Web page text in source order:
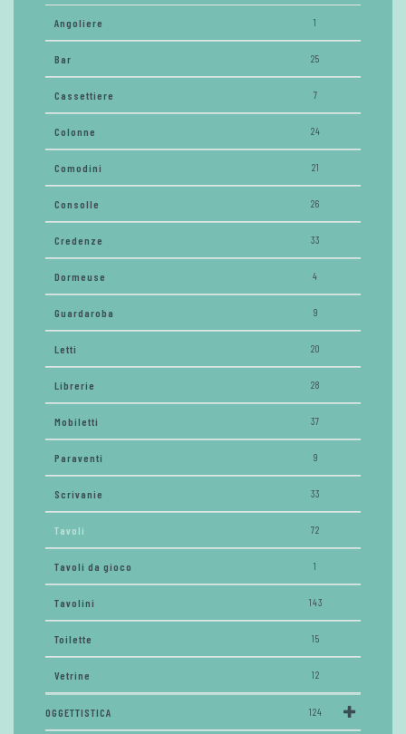
Angoliere 1
Bar 25
Cassettiere 7
Colonne 24
Comodini 21
Consolle 26
Credenze 33
Dormeuse 4
Guardaroba 9
Letti 20
Librerie 28
Mobiletti 37
Paraventi 9
Scrivanie 33
Tavoli 72
Tavoli da gioco 1
Tavolini 143
Toilette 15
Vetrine 12
OGGETTISTICA 124